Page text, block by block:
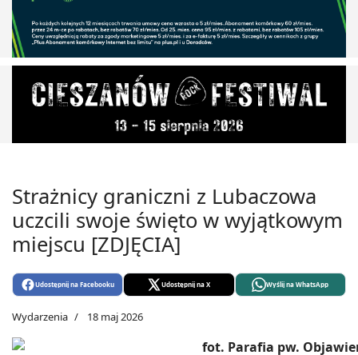
Strażnicy graniczni z Lubaczowa
uczcili swoje święto w wyjątkowym
miejscu [ZDJĘCIA]
Udostępnij na Facebooku Udostępnij na X Wyślij na WhatsApp
Wydarzenia 18 maj 2026